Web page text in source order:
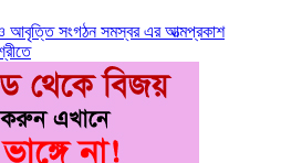
ও আবৃত্তি সংগঠন সমস্বর এর আত্মপ্রকাশ